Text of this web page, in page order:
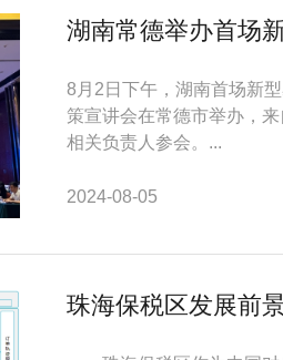
湖南常德举办首场
8月2日下午，湖南首场新
策宣讲会在常德市举办，
相关负责人参会。...
2024-08-05
珠海保税区发展前